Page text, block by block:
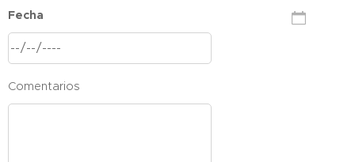
Fecha
Comentarios